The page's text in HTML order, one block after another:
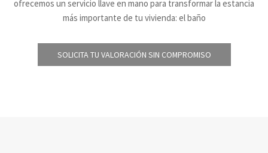
ofrecemos un servicio llave en mano para transformar la estancia
más importante de tu vivienda: el baño
SOLICITA TU VALORACIÓN SIN COMPROMISO